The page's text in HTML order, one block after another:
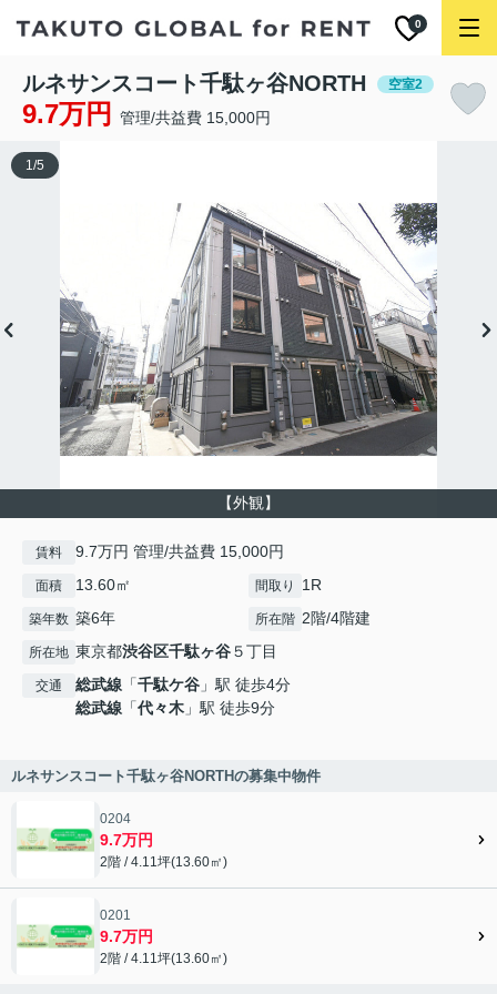
0
ルネサンスコート千駄ヶ谷NORTH 空室2
9.7万円 管理/共益費 15,000円
【外観】
1/5
賃料 9.7万円 管理/共益費 15,000円
面積 13.60㎡ 間取り 1R
築年数 築6年 所在階 2階/4階建
所在地 東京都渋谷区千駄ヶ谷５丁目
交通 総武線 「千駄ケ谷 」駅 徒歩4分
総武線 「代々木 」駅 徒歩9分
ルネサンスコート千駄ヶ谷NORTHの募集中物件
0204
9.7万円
2階 / 4.11坪(13.60㎡)
0201
9.7万円
2階 / 4.11坪(13.60㎡)